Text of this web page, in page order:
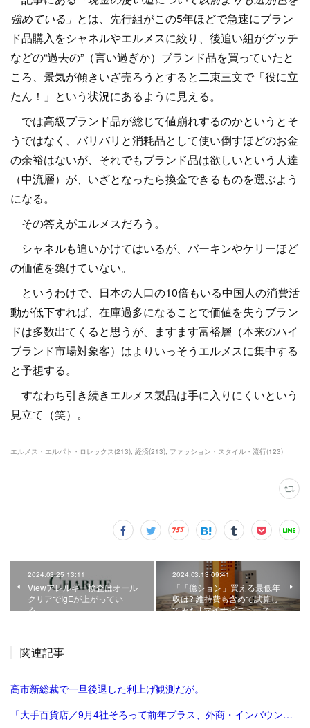
強めている」 とは、先行組がこの5年ほどで急速にブラン
ド品購入をシャネルやエルメスに絞り、後追い組がグッチ
などの“過去の”（言い過ぎか）ブランド品を買っていたと
ころ、景気が傾きいざ売ろうとすると二束三文で「役に立
たん！」という状況にあるように見える。
では高級ブランド品が総じて値崩れするのかというとそ
うではなく、バリバリと消耗品として使い倒すほどのお金
の余裕はないが、それでもブランド品は欲しいという人達
（中流層）が、いざとなったら換金できるものを選ぶよう
になる。
その答えがエルメスだろう。
シャネルも追いかけてはいるが、バーキンやケリーほど
の価値を築けていない。
というわけで、日本の人口の10倍もいる中国人の消費活
動が低下すれば、在庫過多になることで価値を失うブラン
ドは多数出てくると思うが、ますます富裕層（本来のハイ
ブランド市場対象客）はよりいっそうエルメスに集中する
と予想する。
すなわち引き続きエルメス製品は手に入りにくいという
見立て（笑）。
エルメス・エルパト・ロレックス(213) 経済(213) ファッション・スタイル・流行(123)
2024.03.25 13:11
Viewアレルギー検査はオール
クリアでIgEが上がってい
る。
2024.03.13 09:41
「「億ション」買える最低年
収は? 維持費も含めて試算し
てみた | マイナビニュース」
関連記事
高市新総裁で一旦後退した利上げ観測だが。
「大手百貨店／9月4社そろって前年プラス、外商・インバウンド好調 | 流通ニュース」